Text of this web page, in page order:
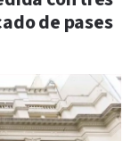
de pases